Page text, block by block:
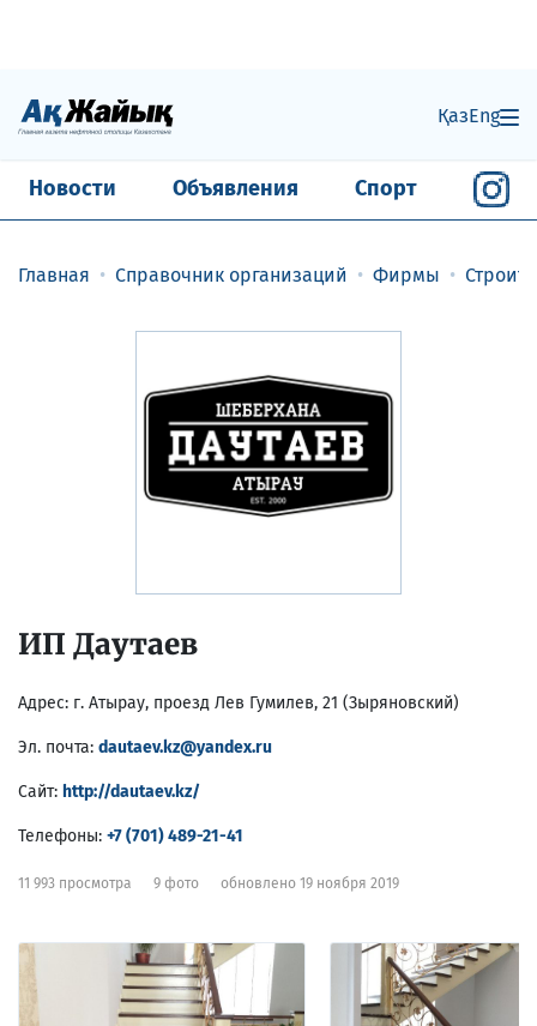
ҚазEng
Новости Объявления Спорт
Главная Справочник организаций Фирмы
ИП Даутаев
Адрес: г. Атырау, проезд Лев Гумилев, 21 (Зыряновский)
Эл. почта: dautaev.kz@yandex.ru
Сайт: http://dautaev.kz/
Телефоны: +7 (701) 489-21-41
11 993 просмотра 9 фото обновлено 19 ноября 2019